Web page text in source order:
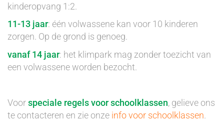
kinderopvang 1:2.
11-13 jaar: één volwassene kan voor 10 kinderen
zorgen. Op de grond is genoeg.
vanaf 14 jaar: het klimpark mag zonder toezicht van
een volwassene worden bezocht.
Voorspeciale regels voor schoolklassen, gelieve ons
te contacteren en zie onze info voor schoolklassen